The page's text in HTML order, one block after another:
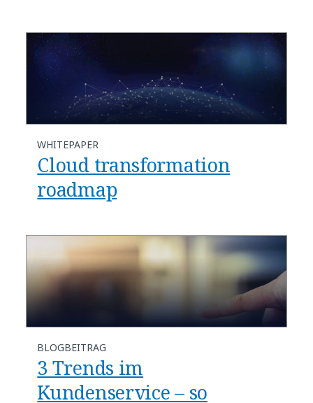
WHITEPAPER
Cloud transformation
roadmap
BLOGBEITRAG
3 Trends im
Kundenservice – so